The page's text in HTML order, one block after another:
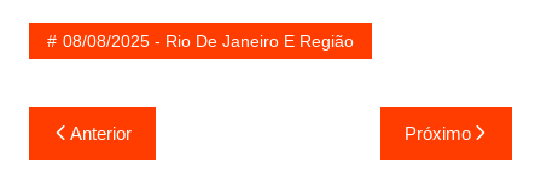
08/08/2025 - Rio De Janeiro E Região
Navegação
de
Anterior Próximo